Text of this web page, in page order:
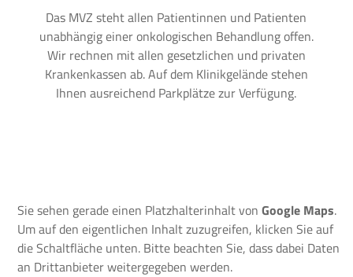
Das MVZ steht allen Patientinnen und Patienten
unabhängig einer onkologischen Behandlung offen.
Wir rechnen mit allen gesetzlichen und privaten
Krankenkassen ab. Auf dem Klinikgelände stehen
Ihnen ausreichend Parkplätze zur Verfügung.
Sie sehen gerade einen Platzhalterinhalt vonGoogle Maps.
Um auf den eigentlichen Inhalt zuzugreifen, klicken Sie auf
die Schaltfläche unten. Bitte beachten Sie, dass dabei Daten
an Drittanbieter weitergegeben werden.